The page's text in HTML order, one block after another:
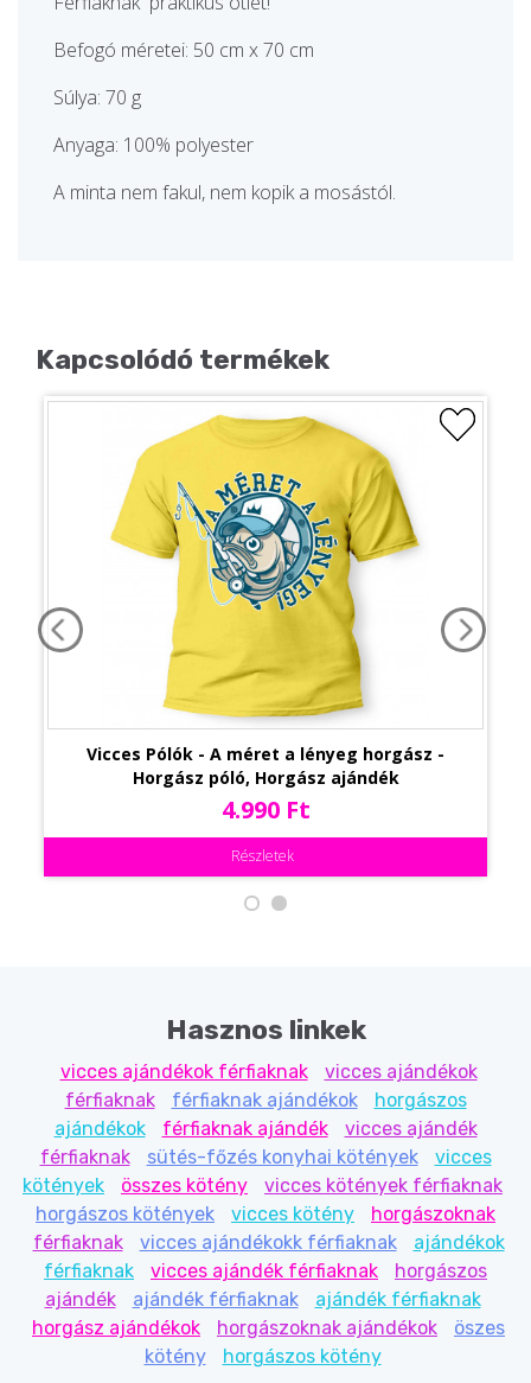
Befogó méretei: 50 cm x 70 cm
Súlya: 70 g
Anyaga: 100% polyester
A minta nem fakul, nem kopik a mosástól.
Kapcsolódó termékek
Vicces Pólók - A méret a lényeg horgász -
Horgász póló, Horgász ajándék
4.990 Ft
Részletek
Hasznos linkek
vicces ajándékok férfiaknak
vicces ajándékok
férfiaknak
férfiaknak ajándékok
horgászos
ajándékok
férfiaknak ajándék
vicces ajándék
férfiaknak
sütés-főzés konyhai kötények
vicces
kötények
összes kötény
vicces kötények férfiaknak
horgászos kötények
vicces kötény
horgászoknak
férfiaknak
vicces ajándékokk férfiaknak
ajándékok
férfiaknak
vicces ajándék férfiaknak
horgászos
ajándék
ajándék férfiaknak
ajándék férfiaknak
horgász ajándékok
horgászoknak ajándékok
öszes
kötény
horgászos kötény